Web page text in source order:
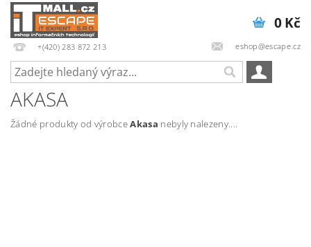
+(420) 283 872 213 eshop@escape.cz
0 Kč
AKASA
Žádné produkty od výrobceAkasa nebyly nalezeny....